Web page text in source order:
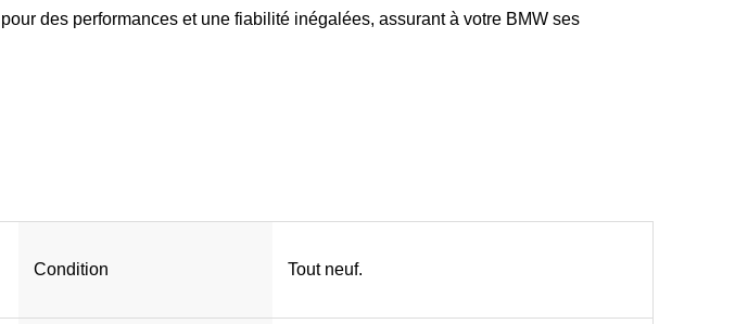
des performances et une fiabilité inégalées, assurant à votre BMW ses
Condition Tout neuf.